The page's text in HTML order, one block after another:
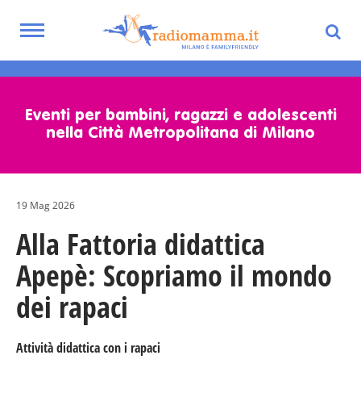
content
Toggle
Eventi per bambini, ragazzi e adolescenti
nella Città Metropolitana di Milano
19 Mag 2026
Alla Fattoria didattica
Apepè: Scopriamo il mondo
dei rapaci
Attività didattica con i rapaci